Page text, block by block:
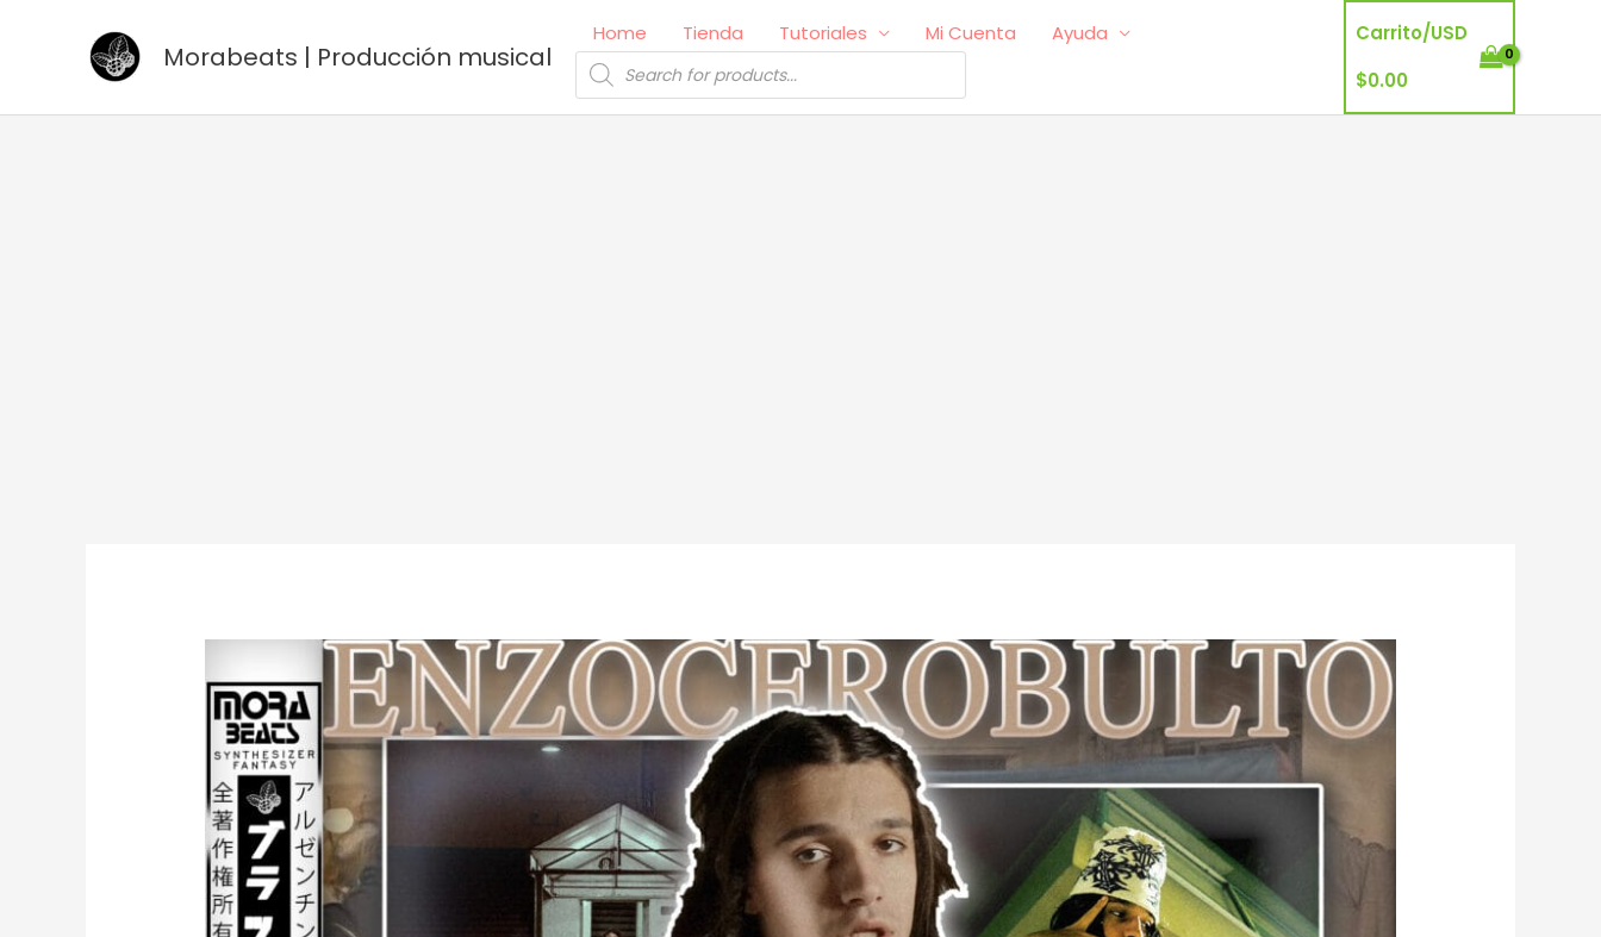
Morabeats | Producción musical
Home Tienda Tutoriales Mi Cuenta
Ayuda
Búsqueda
de
productos
Carrito/USD
$0.00